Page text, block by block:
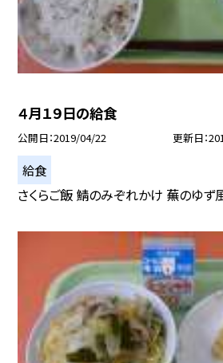
４月１９日の給食
公開日 2019/04/22 更新日
給食
さくらご飯 鯖のみぞれかけ 蕪のゆず